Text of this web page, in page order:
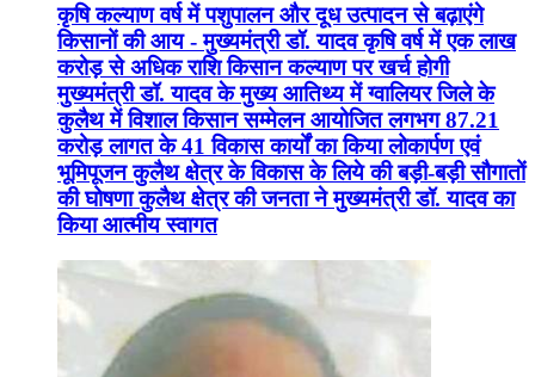
कृषि कल्याण वर्ष में पशुपालन और दूध उत्पादन से बढ़ाएंगे
किसानों की आय - मुख्यमंत्री डॉ. यादव कृषि वर्ष में एक लाख
करोड़ से अधिक राशि किसान कल्याण पर खर्च होगी
मुख्यमंत्री डॉ. यादव के मुख्य आतिथ्य में ग्वालियर जिले के
कुलैथ में विशाल किसान सम्मेलन आयोजित लगभग 87.21
करोड़ लागत के 41 विकास कार्यों का किया लोकार्पण एवं
भूमिपूजन कुलैथ क्षेत्र के विकास के लिये की बड़ी-बड़ी सौगातों
की घोषणा कुलैथ क्षेत्र की जनता ने मुख्यमंत्री डॉ. यादव का
किया आत्मीय स्वागत